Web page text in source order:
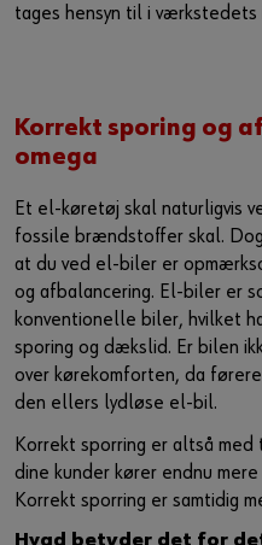
tages hensyn til i værkstedets
Korrekt sporing og
omega
Et el-køretøj skal naturligvis
fossile brændstoffer skal.
at du ved el-biler er
og afbalancering. El-biler er
konventionelle biler, hvilket
sporing og dækslid. Er bilen
over kørekomforten, da
den ellers lydløse el-bil.
Korrekt sporring er altså
dine kunder kører endnu
Korrekt sporring er samtidig
Hvad betyder det for